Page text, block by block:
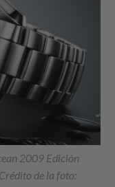
2009 Edición
de la foto: